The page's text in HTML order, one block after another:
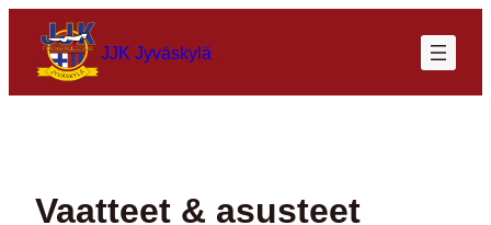
sisältöön
JJK Jyväskylä
Vaatteet & asusteet